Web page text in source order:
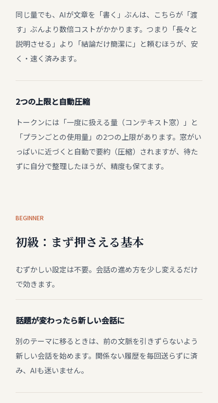
同じ量でも、AIが文章を「書く」ぶんは、こちらが「渡
す」ぶんより数倍コストがかかります。つまり「長々と
説明させる」より「結論だけ簡潔に」と頼むほうが、安
く・速く済みます。
2つの上限と自動圧縮
トークンには「一度に扱える量（コンテキスト窓）」と
「プランごとの使用量」の2つの上限があります。窓がい
っぱいに近づくと自動で要約（圧縮）されますが、待た
ずに自分で整理したほうが、精度も保てます。
BEGINNER
初級：まず押さえる基本
むずかしい設定は不要。会話の進め方を少し変えるだけ
で効きます。
話題が変わったら新しい会話に
別のテーマに移るときは、前の文脈を引きずらないよう
新しい会話を始めます。関係ない履歴を毎回送らずに済
み、AIも迷いません。